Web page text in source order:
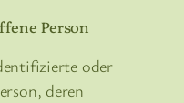
oder
deren